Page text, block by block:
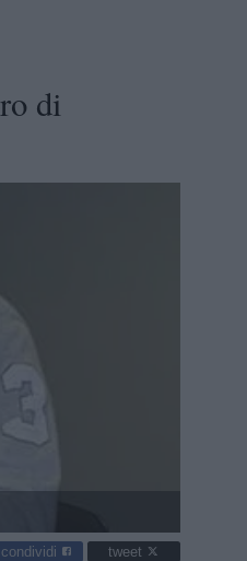
di
condividi tweet